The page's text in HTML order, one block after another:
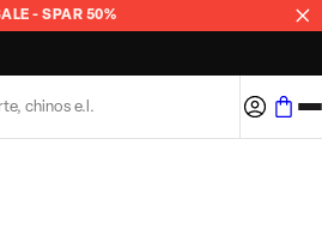
- SPAR 50%